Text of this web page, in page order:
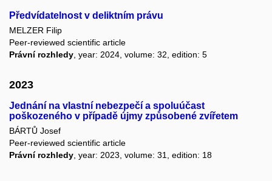
Předvídatelnost v deliktním právu
MELZER Filip
Peer-reviewed scientific article
Právní rozhledy, year: 2024, volume: 32, edition: 5
2023
Jednání na vlastní nebezpečí a spoluúčast
poškozeného v případě újmy způsobené zvířetem
BÁRTŮ Josef
Peer-reviewed scientific article
Právní rozhledy , year: 2023, volume: 31, edition: 18